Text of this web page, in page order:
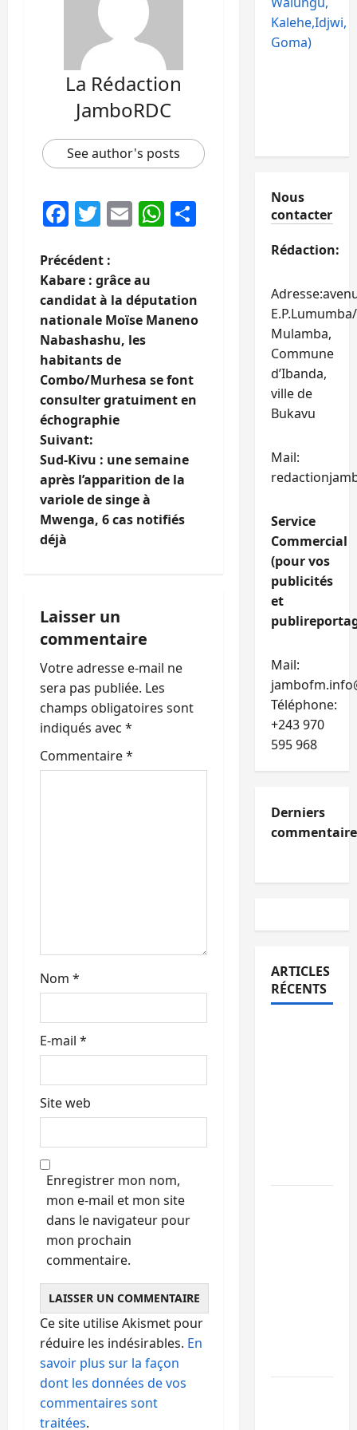
La Rédaction
JamboRDC
See author's posts
Facebook
Twitter
EmailWhatsApp
Partager
N
a
v
i
g
a
t
i
o
’
a
r
t
i
Précédent :
Kabare : grâce au
candidat à la députation
nationale Moïse Maneno
Nabashashu, les
habitants de
Combo/Murhesa se font
consulter gratuiment en
échographie
Suivant:
Sud-Kivu : une semaine
après l’apparition de la
variole de singe à
Mwenga, 6 cas notifiés
déjà
Laisser un
commentaire
Votre adresse e-mail ne
sera pas publiée. Les
champs obligatoires sont
indiqués avec *
Commentaire*
Nom *
E-mail *
Site web
Enregistrer mon nom,
mon e-mail et mon site
dans le navigateur pour
mon prochain
commentaire.
Ce site utilise Akismet pour
réduire les indésirables. En
savoir plus sur la façon
dont les données de vos
commentaires sont
traitées.
Kalehe,Idjwi,
Goma)
Nous
contacter
Rédaction:
Mulamba,
Commune
d’Ibanda,
ville de
Bukavu
Mail:
Service
Commercial
(pour vos
publicités
et
Mail:
Téléphone:
+243 970
595 968
Derniers
ARTICLES
RÉCENTS